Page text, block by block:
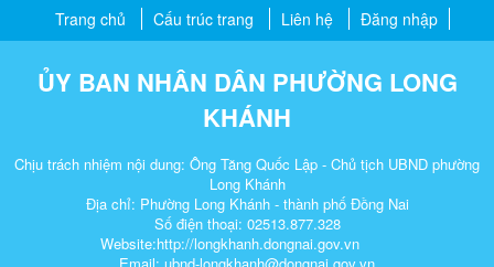
Trang chủ Cấu trúc trang Liên hệ Đăng nhập
ỦY BAN NHÂN DÂN PHƯỜNG LONG
KHÁNH
Chịu trách nhiệm nội dung: Ông Tăng Quốc Lập - Chủ tịch UBND phường
Long Khánh
Địa chỉ: Phường Long Khánh - thành phố Đồng Nai
Số điện thoại: 02513.877.328
Website:http://longkhanh.dongnai.gov.vn